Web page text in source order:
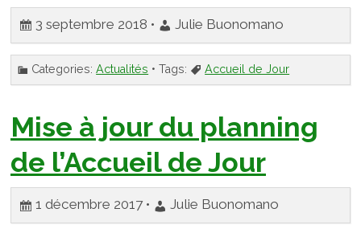
3 septembre 2018 • Julie Buonomano
Categories:Actualités • Tags: Accueil de Jour
Mise à jour du planning
de l’Accueil de Jour
1 décembre 2017 • Julie Buonomano